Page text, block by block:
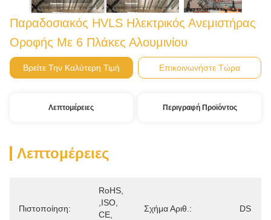
Παραδοσιακός HVLS Ηλεκτρικός Ανεμιστήρας
Οροφής Με 6 Πλάκες Αλουμινίου
Βρείτε Την Καλύτερη Τιμή Επικοινωνήστε Τώρα
Λεπτομέρειες Περιγραφή Προϊόντος
Λεπτομέρειες
Πιστοποίηση:
RoHS,
,ISO,
CE,
Σχήμα Αριθ.: DS